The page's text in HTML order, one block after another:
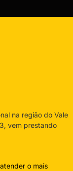
na região do Vale
vem prestando
o mais